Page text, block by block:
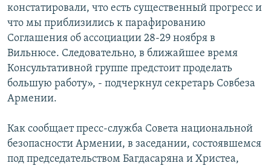
констатировали, что есть существенный прогресс и
что мы приблизились к парафированию
Соглашения об ассоциации 28-29 ноября в
Вильнюсе. Следовательно, в ближайшее время
Консультативной группе предстоит проделать
большую работу», - подчеркнул секретарь Совбеза
Армении.
Как сообщает пресс-служба Совета национальной
безопасности Армении, в заседании, состоявшемся
под председательством Багдасаряна и Христеа,